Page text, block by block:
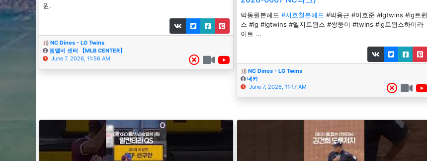
원.
NC Dinos - LG Twins
엠엘비 센터 【MLB CENTER】
June 7, 2026, 11:56 AM
박동원본헤드 #서호철본헤드 #박용근 #이호준 #lgtwins #lg트윈
스 #lg #lgtwins #엘지트윈스 #쌍둥이 #twins #lg트윈스하이라
이트 ...
NC Dinos - LG Twins
네카
June 7, 2026, 11:17 AM